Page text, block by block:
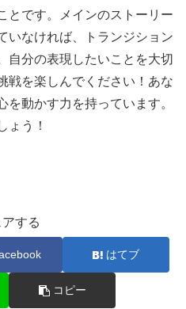
とです。メインのストーリー
いなければ、トランジション
自分の表現したいことを大切
戦を楽しんでください！あな
動かす力を持っています。
ょう！
アする
はてブ
コピー